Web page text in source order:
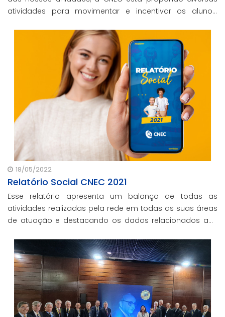
atividades para movimentar e incentivar os alunos,
18/05/2022
Relatório Social CNEC 2021
Esse relatório apresenta um balanço de todas as
atividades realizadas pela rede em todas as suas áreas
de atuação e destacando os dados relacionados aos